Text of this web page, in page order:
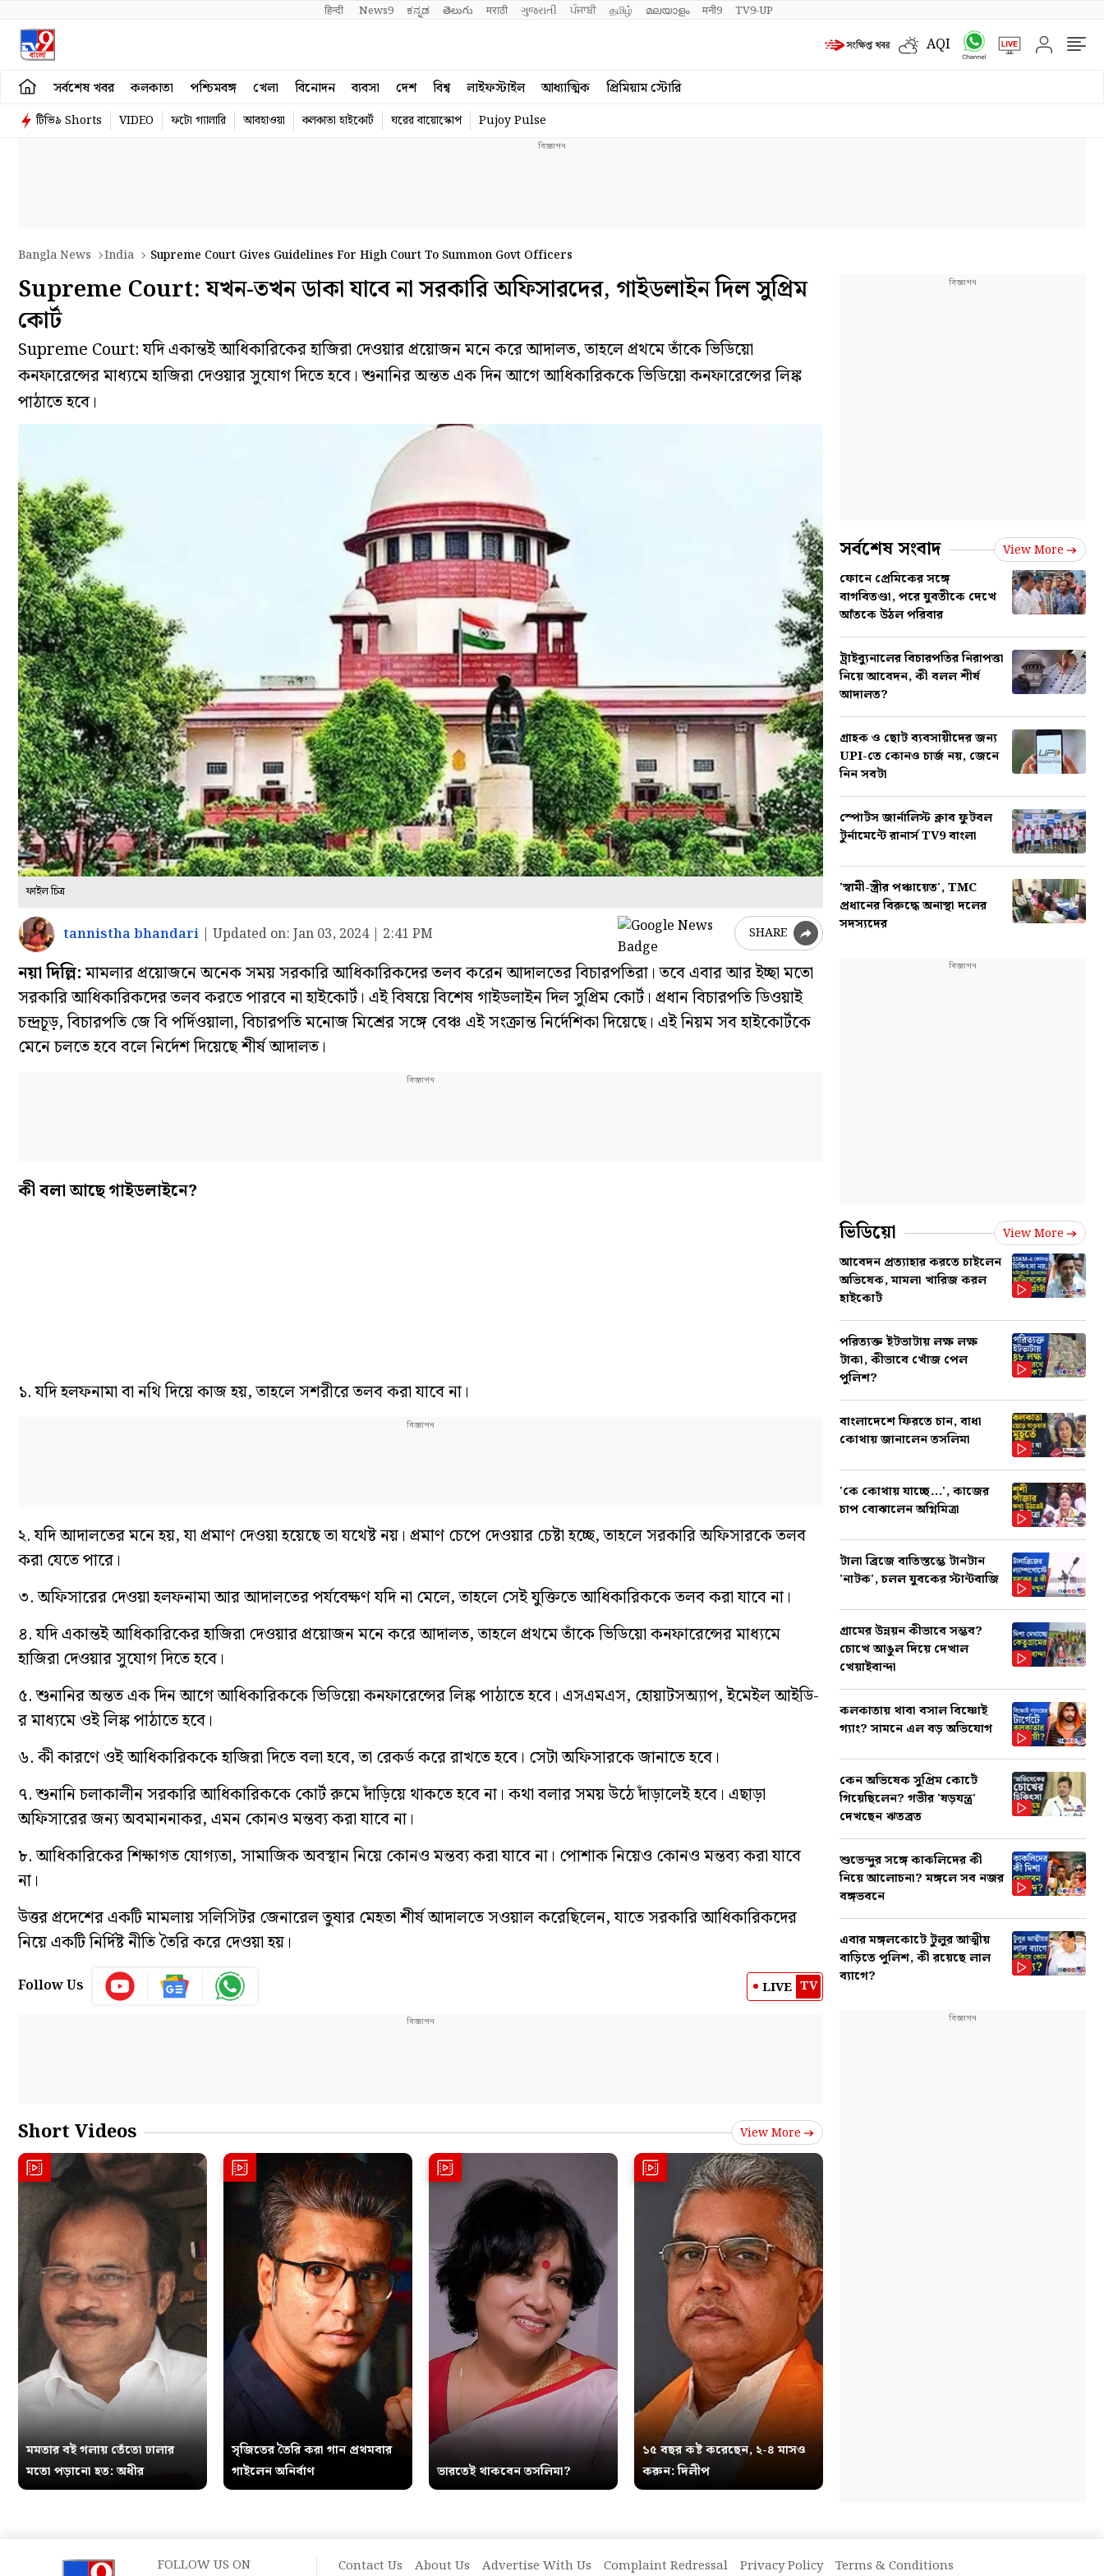
हिन्दी News9 ಕನ್ನಡ తెలుగు मराठी ગુજરાતી ਪੰਜਾਬੀ தமிழ் മലയാളം मनी9 TV9-UP
AQI
সর্বশেষ খবর কলকাতা পশ্চিমবঙ্গ খেলা বিনোদন ব্যবসা দেশ বিশ্ব লাইফস্টাইল আধ্যাত্মিক প্রিমিয়াম স্টোরি
টিভি৯ Shorts VIDEO ফটো গ্যালারি আবহাওয়া কলকাতা হাইকোর্ট ঘরের বায়োস্কোপ Pujoy Pulse
Bangla News India Supreme Court Gives Guidelines For High Court To Summon Govt Officers
Supreme Court: যখন-তখন ডাকা যাবে না সরকারি অফিসারদের, গাইডলাইন দিল সুপ্রিম
কোর্ট
Supreme Court: যদি একান্তই আধিকারিকের হাজিরা দেওয়ার প্রয়োজন মনে করে আদালত, তাহলে প্রথমে তাঁকে ভিডিয়ো
কনফারেন্সের মাধ্যমে হাজিরা দেওয়ার সুযোগ দিতে হবে। শুনানির অন্তত এক দিন আগে আধিকারিককে ভিডিয়ো কনফারেন্সের লিঙ্ক
পাঠাতে হবে।
ফাইল চিত্র
tannistha bhandari | Updated on: Jan 03, 2024 | 2:41 PM SHARE
নয়া দিল্লি:মামলার প্রয়োজনে অনেক সময় সরকারি আধিকারিকদের তলব করেন আদালতের বিচারপতিরা। তবে এবার আর ইচ্ছা মতো
সরকারি আধিকারিকদের তলব করতে পারবে না হাইকোর্ট। এই বিষয়ে বিশেষ গাইডলাইন দিল সুপ্রিম কোর্ট। প্রধান বিচারপতি ডিওয়াই
চন্দ্রচূড়, বিচারপতি জে বি পর্দিওয়ালা, বিচারপতি মনোজ মিশ্রের সঙ্গে বেঞ্চ এই সংক্রান্ত নির্দেশিকা দিয়েছে। এই নিয়ম সব হাইকোর্টকে
মেনে চলতে হবে বলে নির্দেশ দিয়েছে শীর্ষ আদালত।
কী বলা আছে গাইডলাইনে?
১. যদি হলফনামা বা নথি দিয়ে কাজ হয়, তাহলে সশরীরে তলব করা যাবে না।
২. যদি আদালতের মনে হয়, যা প্রমাণ দেওয়া হয়েছে তা যথেষ্ট নয়। প্রমাণ চেপে দেওয়ার চেষ্টা হচ্ছে, তাহলে সরকারি অফিসারকে তলব
করা যেতে পারে।
৩. অফিসারের দেওয়া হলফনামা আর আদালতের পর্যবেক্ষণ যদি না মেলে, তাহলে সেই যুক্তিতে আধিকারিককে তলব করা যাবে না।
৪. যদি একান্তই আধিকারিকের হাজিরা দেওয়ার প্রয়োজন মনে করে আদালত, তাহলে প্রথমে তাঁকে ভিডিয়ো কনফারেন্সের মাধ্যমে
হাজিরা দেওয়ার সুযোগ দিতে হবে।
৫. শুনানির অন্তত এক দিন আগে আধিকারিককে ভিডিয়ো কনফারেন্সের লিঙ্ক পাঠাতে হবে। এসএমএস, হোয়াটসঅ্যাপ, ইমেইল আইডি-
র মাধ্যমে ওই লিঙ্ক পাঠাতে হবে।
৬. কী কারণে ওই আধিকারিককে হাজিরা দিতে বলা হবে, তা রেকর্ড করে রাখতে হবে। সেটা অফিসারকে জানাতে হবে।
৭. শুনানি চলাকালীন সরকারি আধিকারিককে কোর্ট রুমে দাঁড়িয়ে থাকতে হবে না। কথা বলার সময় উঠে দাঁড়ালেই হবে। এছাড়া
অফিসারের জন্য অবমাননাকর, এমন কোনও মন্তব্য করা যাবে না।
৮. আধিকারিকের শিক্ষাগত যোগ্যতা, সামাজিক অবস্থান নিয়ে কোনও মন্তব্য করা যাবে না। পোশাক নিয়েও কোনও মন্তব্য করা যাবে
না।
উত্তর প্রদেশের একটি মামলায় সলিসিটর জেনারেল তুষার মেহতা শীর্ষ আদালতে সওয়াল করেছিলেন, যাতে সরকারি আধিকারিকদের
নিয়ে একটি নির্দিষ্ট নীতি তৈরি করে দেওয়া হয়।
Follow Us LIVE TV
Short Videos View More
মমতার বই গলায় তেঁতো ঢালার
মতো পড়ানো হত: অধীর
সৃজিতের তৈরি করা গান প্রথমবার
গাইলেন অনির্বাণ
ভারতেই থাকবেন তসলিমা?
১৫ বছর কষ্ট করেছেন, ২-৪ মাসও
করুন: দিলীপ
সর্বশেষ সংবাদ View More
ফোনে প্রেমিকের সঙ্গে
বাগবিতণ্ডা, পরে যুবতীকে দেখে
আঁতকে উঠল পরিবার
ট্রাইব্যুনালের বিচারপতির নিরাপত্তা
নিয়ে আবেদন, কী বলল শীর্ষ
আদালত?
গ্রাহক ও ছোট ব্যবসায়ীদের জন্য
UPI-তে কোনও চার্জ নয়, জেনে
নিন সবটা
স্পোর্টস জার্নালিস্ট ক্লাব ফুটবল
টুর্নামেন্টে রানার্স TV9 বাংলা
'স্বামী-স্ত্রীর পঞ্চায়েত', TMC
প্রধানের বিরুদ্ধে অনাস্থা দলের
সদস্যদের
ভিডিয়ো View More
আবেদন প্রত্যাহার করতে চাইলেন
অভিষেক, মামলা খারিজ করল
হাইকোর্ট
পরিত্যক্ত ইটভাটায় লক্ষ লক্ষ
টাকা, কীভাবে খোঁজ পেল
পুলিশ?
বাংলাদেশে ফিরতে চান, বাধা
কোথায় জানালেন তসলিমা
'কে কোথায় যাচ্ছে...', কাজের
চাপ বোঝালেন অগ্নিমিত্রা
টালা ব্রিজে বাতিস্তম্ভে টানটান
'নাটক', চলল যুবকের স্টান্টবাজি
গ্রামের উন্নয়ন কীভাবে সম্ভব?
চোখে আঙুল দিয়ে দেখাল
খেয়াইবান্দা
কলকাতায় থাবা বসাল বিষ্ণোই
গ্যাং? সামনে এল বড় অভিযোগ
কেন অভিষেক সুপ্রিম কোর্টে
গিয়েছিলেন? গভীর 'ষড়যন্ত্র'
দেখছেন ঋতব্রত
শুভেন্দুর সঙ্গে কাকলিদের কী
নিয়ে আলোচনা? মঙ্গলে সব নজর
বঙ্গভবনে
এবার মঙ্গলকোটে টুলুর আত্মীয়
বাড়িতে পুলিশ, কী রয়েছে লাল
ব্যাগে?
FOLLOW US ON Contact Us About Us Advertise With Us Complaint Redressal Privacy Policy Terms & Conditions